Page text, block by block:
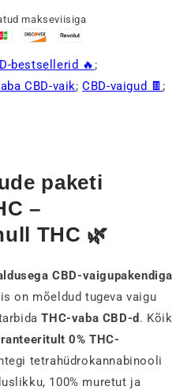
makseviisiga
bestsellerid 🔥 ;
CBD-vaik;CBD-vaigud 🍫 ;
paketi
–
THC 🌿
CBD-vaigupakendiga
on mõeldud tugeva vaigu
THC-vaba CBD-d . Kõik
0% THC-
tetrahüdrokannabinooli
100% muretut ja